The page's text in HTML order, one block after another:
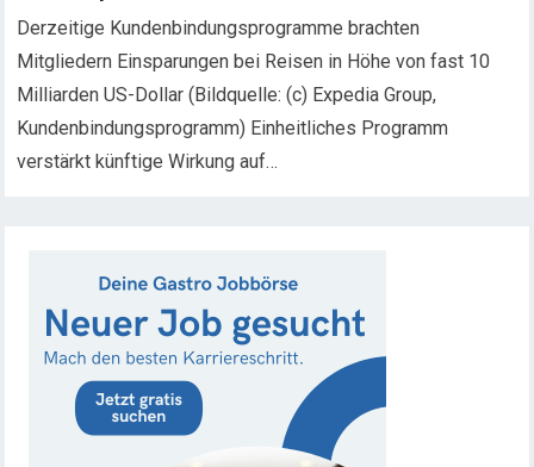
Derzeitige Kundenbindungsprogramme brachten
Mitgliedern Einsparungen bei Reisen in Höhe von fast 10
Milliarden US-Dollar (Bildquelle: (c) Expedia Group,
Kundenbindungsprogramm) Einheitliches Programm
verstärkt künftige Wirkung auf…